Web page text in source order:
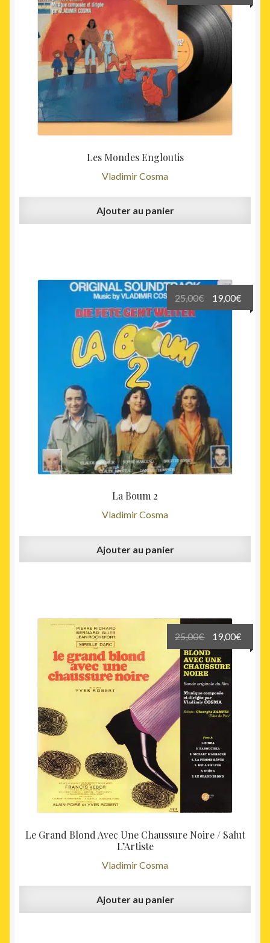
Les Mondes Engloutis
Vladimir Cosma
prix
initial
était :
25,00€.
prix
Ajouter au panier
La Boum 2
Vladimir Cosma
25,00€
Le
prix
19,00€
prix
Ajouter au panier
Le Grand Blond Avec Une Chaussure Noire / Salut
L’Artiste
Vladimir Cosma
25,00€
Le
prix
initial
était :
25,00€.
19,00€
prix
Ajouter au panier